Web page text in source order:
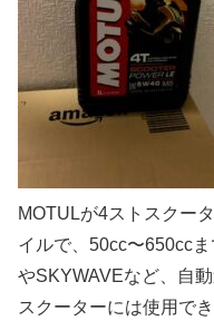
MOTULが4ストスクー
イルで、50cc〜650cc
やSKYWAVEなど、自
スクーターには使用でき